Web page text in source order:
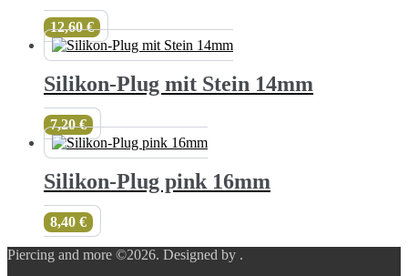
12,60€
Silikon-Plug mit Stein 14mm
7,20€
Silikon-Plug pink 16mm
8,40 €
Piercing and more ©2026. Designed by .